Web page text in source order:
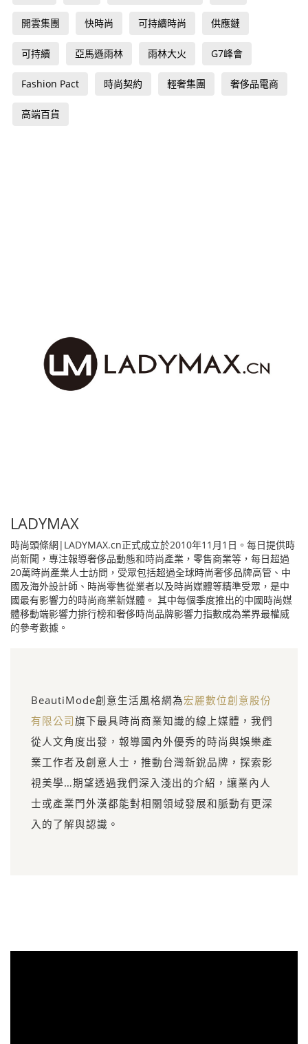
開雲集團 快時尚 可持續時尚 供應鏈
可持續 亞馬遜雨林 雨林大火 G7峰會
Fashion Pact 時尚契約 輕奢集團 奢侈品電商
高端百貨
LADYMAX
時尚頭條網|LADYMAX.cn正式成立於2010年11月1日。每日提供時
尚新聞，專注報導奢侈品動態和時尚產業，零售商業等，每日超過
20萬時尚產業人士訪問，受眾包括超過全球時尚奢侈品牌高管、中
國及海外設計師、時尚零售從業者以及時尚媒體等精準受眾，是中
國最有影響力的時尚商業新媒體。 其中每個季度推出的中國時尚媒
體移動端影響力排行榜和奢侈時尚品牌影響力指數成為業界最權威
的參考數據。
BeautiMode創意生活風格網為宏麗數位創意股份
有限公司旗下最具時尚商業知識的線上媒體，我們
從人文角度出發，報導國內外優秀的時尚與娛樂產
業工作者及創意人士，推動台灣新銳品牌，探索影
視美學…期望透過我們深入淺出的介紹，讓業內人
士或產業門外漢都能對相關領域發展和脈動有更深
入的了解與認識。